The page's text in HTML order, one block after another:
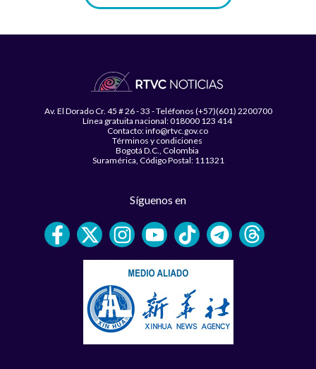
Av. El Dorado Cr. 45 # 26 - 33 - Teléfonos (+57)(601) 2200700
Línea gratuita nacional: 018000 123 414
Contacto: info@rtvc.gov.co
Términos y condiciones
Bogotá D.C., Colombia
Suramérica, Código Postal: 111321
Síguenos en